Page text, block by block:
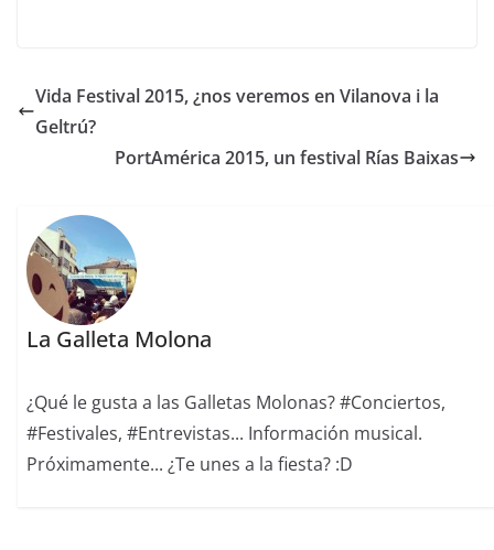
Vida Festival 2015, ¿nos veremos en Vilanova i la
Geltrú?
PortAmérica 2015, un festival Rías Baixas
La Galleta Molona
¿Qué le gusta a las Galletas Molonas? #Conciertos,
#Festivales, #Entrevistas... Información musical.
Próximamente... ¿Te unes a la fiesta? :D